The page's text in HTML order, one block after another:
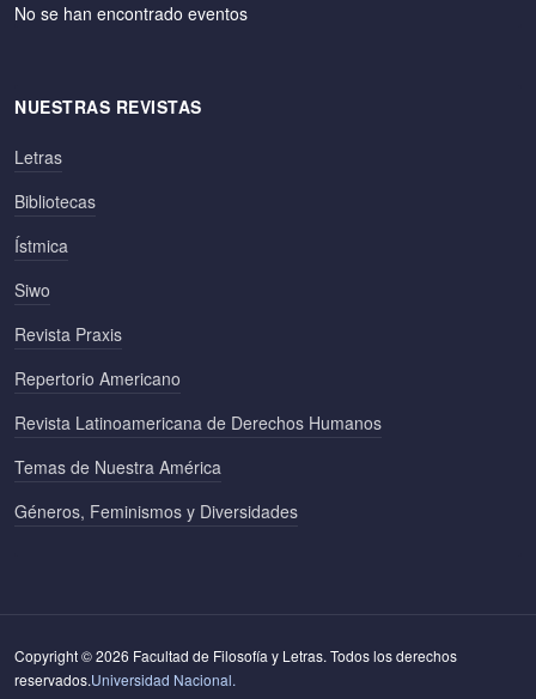
No se han encontrado eventos
NUESTRAS REVISTAS
Letras
Bibliotecas
Ístmica
Siwo
Revista Praxis
Repertorio Americano
Revista Latinoamericana de Derechos Humanos
Temas de Nuestra América
Géneros, Feminismos y Diversidades
Copyright © 2026 Facultad de Filosofía y Letras. Todos los derechos
reservados.Universidad Nacional.